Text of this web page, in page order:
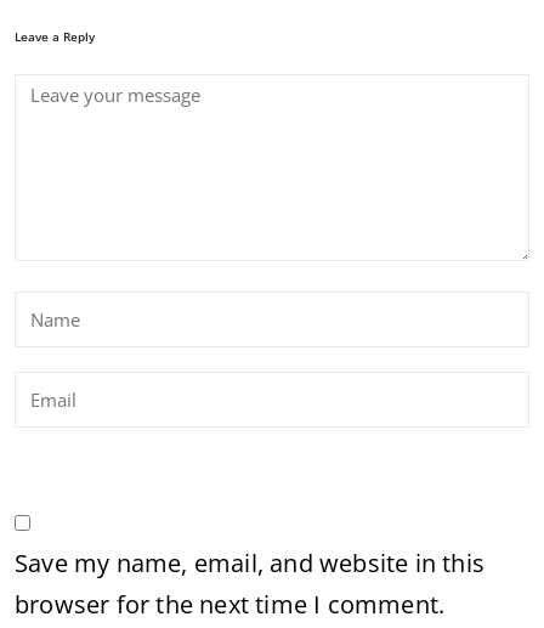
Leave a Reply
Save my name, email, and website in this
browser for the next time I comment.